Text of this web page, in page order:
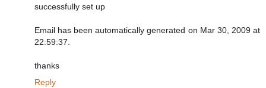
successfully set up
Email has been automatically generated on Mar 30, 2009 at
22:59:37.
thanks
Reply